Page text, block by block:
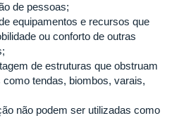
de pessoas;
equipamentos e recursos que
ou conforto de outras
de estruturas que obstruam
tendas, biombos, varais,
não podem ser utilizadas como